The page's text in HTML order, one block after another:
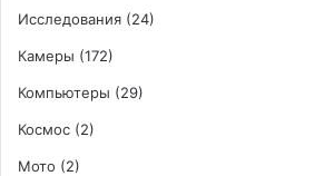
Исследования (24)
Камеры (172)
Компьютеры (29)
Космос (2)
Мото (2)